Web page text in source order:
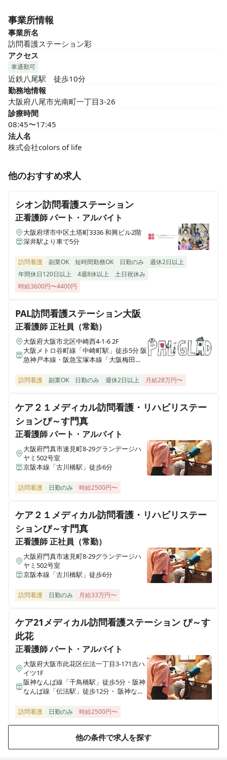
事業所情報
事業所名
訪問看護ステーション彩
アクセス
車通勤可
近鉄八尾駅　徒歩10分
勤務地情報
大阪府八尾市光南町一丁目3-26
診療時間
08:45〜17:45
法人名
株式会社colors of life
他のおすすめ求人
シオン訪問看護ステーション
正看護師パート・アルバイト
大阪府堺市中区土塔町3336 和興ビル2階
深井駅より車で5分
訪問看護 副業OK 短時間勤務OK 日勤のみ
週休2日以上
年間休日120日以上
4週8休以上
土日祝休み
時給3600円〜4400円
PAL訪問看護ステーション大阪
正看護師正社員（常勤）
大阪府大阪市北区中崎西4-1-6 2F
大阪メトロ谷町線「中崎町駅」徒歩5分 阪
急神戸本線・阪急宝塚本線「大阪梅田
訪問看護 副業OK 日勤のみ 週休2日以上 月給28万円〜
ケア２１メディカル訪問看護・リハビリステー
ションぴ～す門真
正看護師パート・アルバイト
大阪府門真市速見町8-29グランデージハ
ヤミ502号室
京阪本線「古川橋駅」徒歩6分
訪問看護 日勤のみ 時給2500円〜
ケア２１メディカル訪問看護・リハビリステー
ションぴ～す門真
正看護師正社員（常勤）
大阪府門真市速見町8-29グランデージハ
ヤミ502号室
京阪本線「古川橋駅」徒歩6分
訪問看護 日勤のみ 月給33万円〜
ケア21メディカル訪問看護ステーション ぴ～す
此花
正看護師パート・アルバイト
大阪府大阪市此花区伝法一丁目3-171吉ハ
イツ1F
阪神なんば線「千鳥橋駅」徒歩5分・阪神
なんば線「伝法駅」徒歩12分・ 阪神なん
訪問看護 日勤のみ 時給2500円〜
他の条件で求人を探す